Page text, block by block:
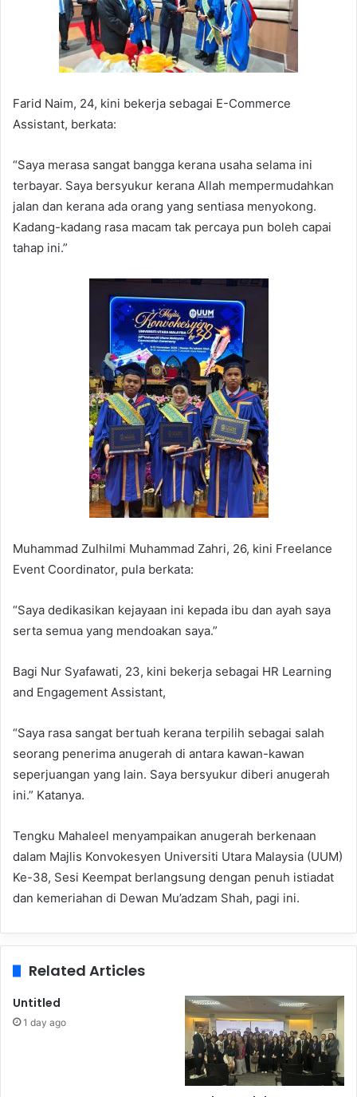
Farid Naim, 24, kini bekerja sebagai E-Commerce
Assistant, berkata:
“Saya merasa sangat bangga kerana usaha selama ini
terbayar. Saya bersyukur kerana Allah mempermudahkan
jalan dan kerana ada orang yang sentiasa menyokong.
Kadang-kadang rasa macam tak percaya pun boleh capai
tahap ini.”
Muhammad Zulhilmi Muhammad Zahri, 26, kini Freelance
Event Coordinator, pula berkata:
“Saya dedikasikan kejayaan ini kepada ibu dan ayah saya
serta semua yang mendoakan saya.”
Bagi Nur Syafawati, 23, kini bekerja sebagai HR Learning
and Engagement Assistant,
“Saya rasa sangat bertuah kerana terpilih sebagai salah
seorang penerima anugerah di antara kawan-kawan
seperjuangan yang lain. Saya bersyukur diberi anugerah
ini.” Katanya.
Tengku Mahaleel menyampaikan anugerah berkenaan
dalam Majlis Konvokesyen Universiti Utara Malaysia (UUM)
Ke-38, Sesi Keempat berlangsung dengan penuh istiadat
dan kemeriahan di Dewan Mu’adzam Shah, pagi ini.
Related Articles
Untitled
1 day ago